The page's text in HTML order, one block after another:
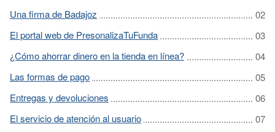
Una firma de Badajoz
El portal web de PresonalizaTuFunda
¿Cómo ahorrar dinero en la tienda en línea?
Las formas de pago
Entregas y devoluciones
El servicio de atención al usuario